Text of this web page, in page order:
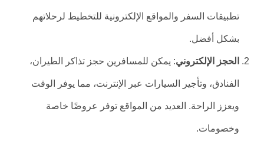
تطبيقات السفر والمواقع الإلكترونية للتخطيط لرحلاتهم
بشكل أفضل.
الحجز الإلكتروني: يمكن للمسافرين حجز تذاكر الطيران،
الفنادق، وتأجير السيارات عبر الإنترنت، مما يوفر الوقت
ويعزز الراحة. العديد من المواقع توفر عروضًا خاصة
وخصومات.